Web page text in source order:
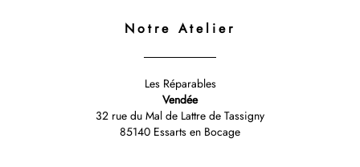
Notre Atelier
Les Réparables
Vendée
32 rue du Mal de Lattre de Tassigny
85140 Essarts en Bocage